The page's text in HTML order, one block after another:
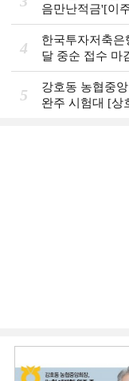
음만난적금'[이
2주]
4
한국투자저축
달 중순 접수 마
5
강호동 농협중
완주 시험대 [